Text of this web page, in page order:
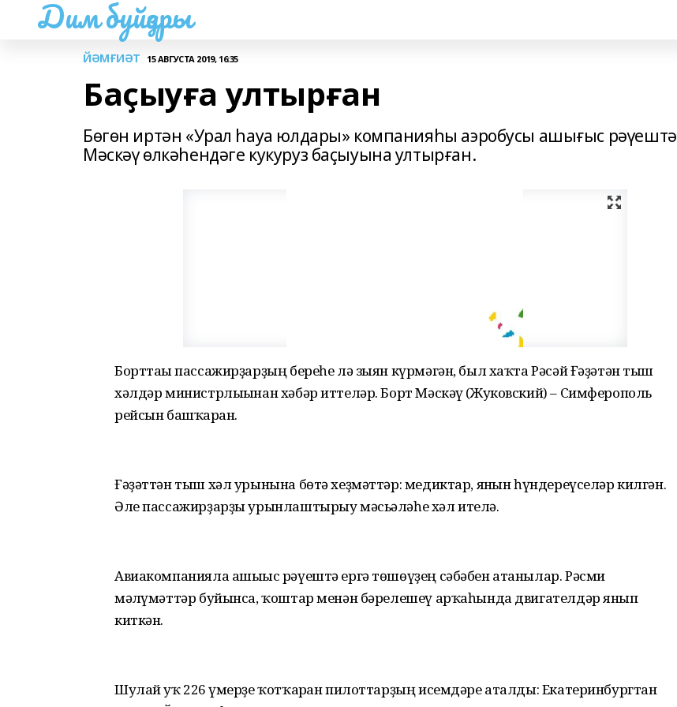
Дим буйҙары
ЙӘМҒИӘТ 15 АВГУСТА 2019, 16:35
Баҫыуға ултырған
Бөгөн иртән «Урал һауа юлдары» компанияһы аэробусы ашығыс рәүештә
Мәскәү өлкәһендәге кукуруз баҫыуына ултырған.
Борттағы пассажирҙарҙың береһе лә зыян күрмәгән, был хаҡта Рәсәй Ғәҙәтән тыш
хәлдәр министрлығынан хәбәр иттеләр. Борт Мәскәү (Жуковский) – Симферополь
рейсын башҡарған.
Ғәҙәттән тыш хәл урынына бөтә хеҙмәттәр: медиктар, янғын һүндереүселәр килгән.
Әле пассажирҙарҙы урынлаштырыу мәсьәләһе хәл ителә.
Авиакомпанияла ашығыс рәүештә ергә төшөүҙең сәбәбен атанылар. Рәсми
мәғлүмәттәр буйынса, ҡоштар менән бәрелешеү арҡаһында двигателдәр янып
киткән.
Шулай уҡ 226 ғүмерҙе ҡотҡарған пилоттарҙың исемдәре аталды: Екатеринбургтан